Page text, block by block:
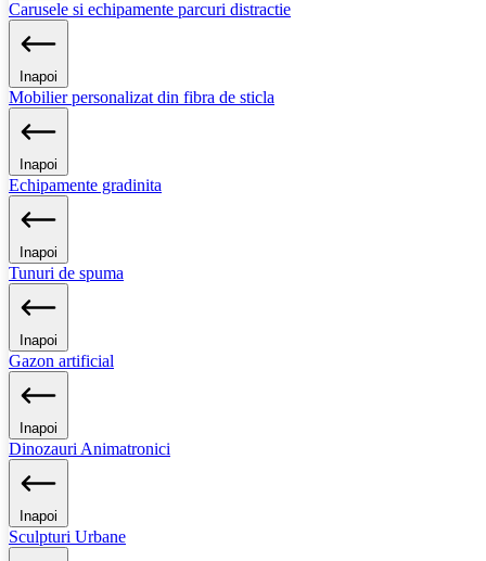
Carusele si echipamente parcuri distractie
Inapoi
Mobilier personalizat din fibra de sticla
Inapoi
Echipamente gradinita
Inapoi
Tunuri de spuma
Inapoi
Gazon artificial
Inapoi
Dinozauri Animatronici
Inapoi
Sculpturi Urbane